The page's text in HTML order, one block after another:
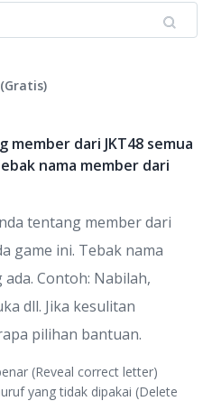
(Gratis)
dari JKT48 semua
nama member dari
tentang member dari
game ini. Tebak nama
Contoh: Nabilah,
dll. Jika kesulitan
pilihan bantuan.
(Reveal correct letter)
yang tidak dipakai (Delete